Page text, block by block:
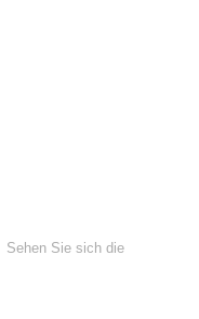
Sehen Sie sich die